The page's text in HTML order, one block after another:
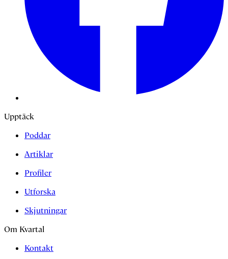
Upptäck
Poddar
Artiklar
Profiler
Utforska
Skjutningar
Om Kvartal
Kontakt